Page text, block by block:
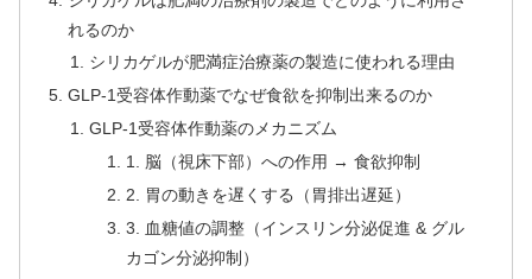
れるのか
シリカゲルが肥満症治療薬の製造に使われる理由
GLP-1受容体作動薬でなぜ食欲を抑制出来るのか
GLP-1受容体作動薬のメカニズム
1. 脳（視床下部）への作用 → 食欲抑制
2. 胃の動きを遅くする（胃排出遅延）
3. 血糖値の調整（インスリン分泌促進 & グル
カゴン分泌抑制）